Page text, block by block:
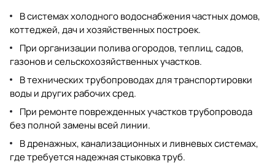
В системах холодного водоснабжения частных домов,
коттеджей, дач и хозяйственных построек.
При организации полива огородов, теплиц, садов,
газонов и сельскохозяйственных участков.
В технических трубопроводах для транспортировки
воды и других рабочих сред.
При ремонте поврежденных участков трубопровода
без полной замены всей линии.
В дренажных, канализационных и ливневых системах,
где требуется надежная стыковка труб.